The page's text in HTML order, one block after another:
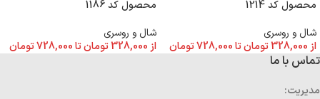
محصول کد 1214
شال و روسری
از 328,000تومانتا728,000تومان
محصول کد 1186
شال و روسری
از 328,000تومانتا728,000تومان
تماس با ما
مدیریت: